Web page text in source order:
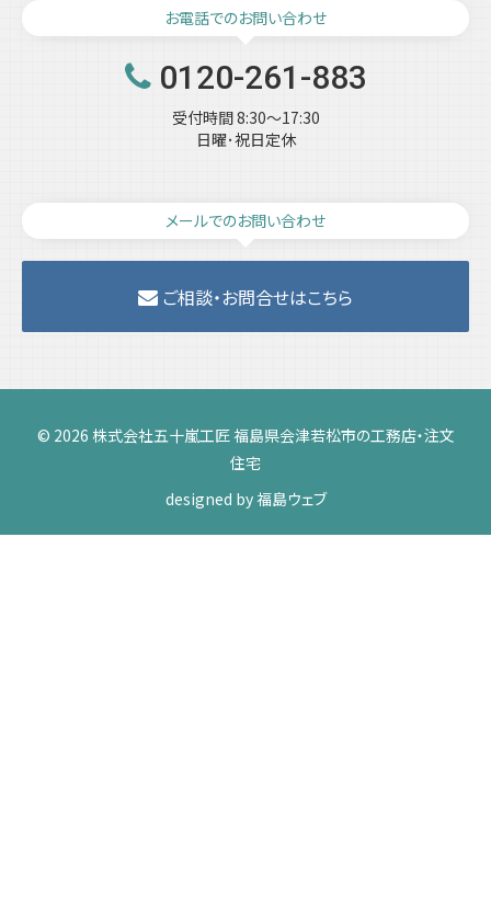
お電話でのお問い合わせ
0120-261-883
受付時間 8:30～17:30
日曜･祝日定休
メールでのお問い合わせ
ご相談・お問合せはこちら
© 2026 株式会社五十嵐工匠 福島県会津若松市の工務店・注文
住宅
designed by福島ウェブ